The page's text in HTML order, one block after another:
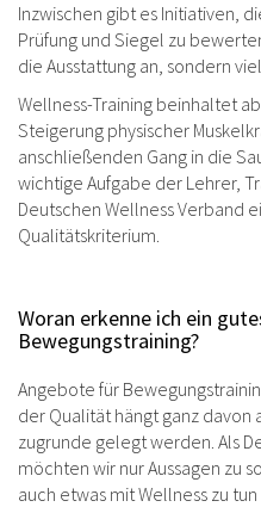
Inzwischen gibt es Initiativen,
Prüfung und Siegel zu
die Ausstattung an, sondern
Wellness-Training beinhaltet
Steigerung physischer
anschließenden Gang in die
wichtige Aufgabe der Lehrer,
Deutschen Wellness Verband
Qualitätskriterium.
Woran erkenne ich ein
Bewegungstraining?
Angebote für
der Qualität hängt ganz
zugrunde gelegt werden. Als
möchten wir nur Aussagen zu
auch etwas mit Wellness zu